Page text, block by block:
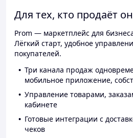
Для тех, кто продаёт
Prom — маркетплейс для
Лёгкий старт, удобное
покупателей.
Три канала продаж
мобильное приложение,
Управление товарами,
кабинете
Готовые интеграции с
чеков